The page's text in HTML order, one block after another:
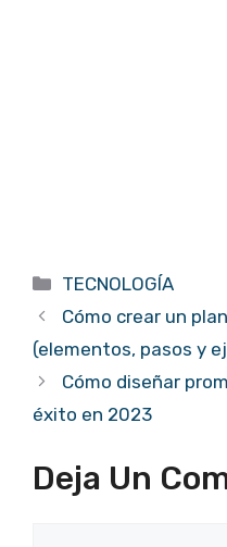
Categorías
TECNOLOGÍA
Cómo crear un
(elementos, pasos y
Cómo diseñar
éxito en 2023
Deja Un